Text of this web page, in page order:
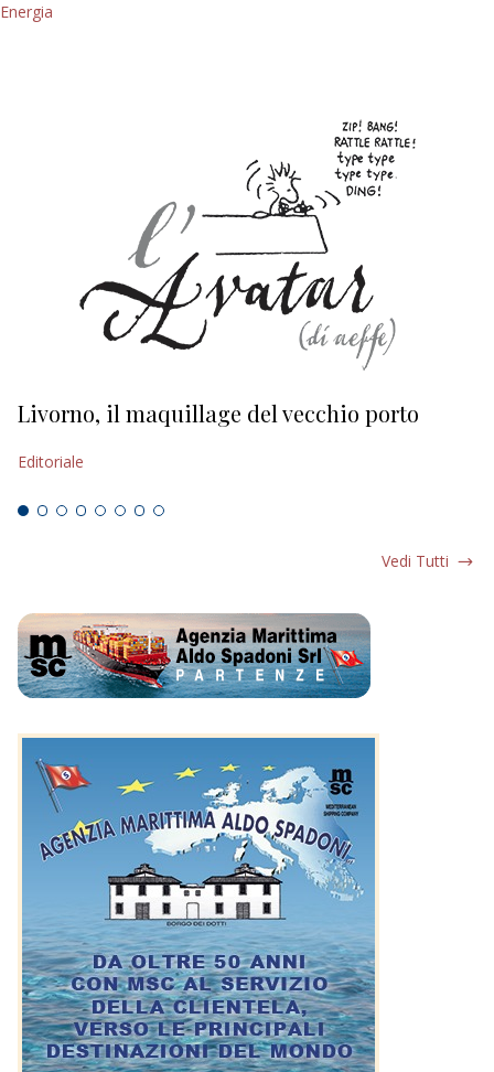
Energia
Livorno, il maquillage del vecchio porto
Editoriale
Vedi Tutti